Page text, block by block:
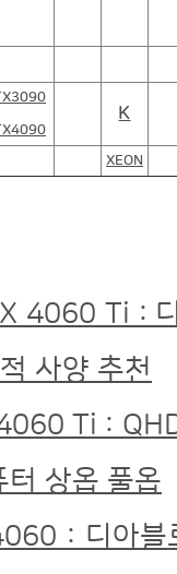
K
XEON
4060 Ti :
사양 추천
Ti :
상옵 풀옵
: 디아블